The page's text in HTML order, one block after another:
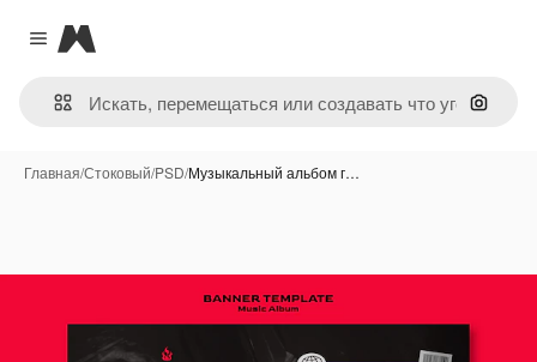
Close menu
Magnific
Поиск
Главная/Стоковый/PSD/Музыкальный альбом г…